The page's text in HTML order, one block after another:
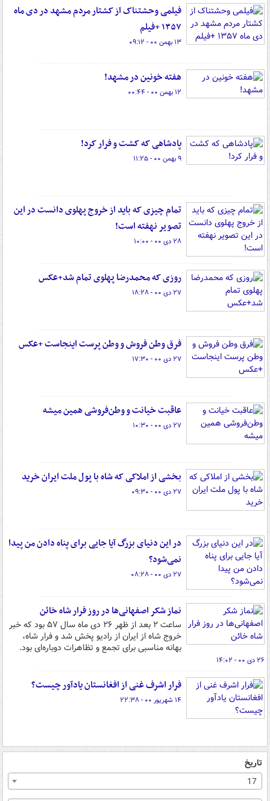
فیلمی وحشتناک از کشتار مردم مشهد در دی ماه
۱۳۵۷ +فیلم
۱۳ بهمن ۰۰ - ۰۹:۱۲
هفته خونین در مشهد!
۱۲ بهمن ۰۰ - ۰۰:۴۴
پادشاهی که کشت و فرار کرد!
۹ بهمن ۰۰ - ۱۱:۲۵
تمام چیزی که باید از خروج پهلوی دانست در این
تصویر نهفته است!
۲۸ دی ۰۰ - ۱۰:۰۰
روزی که محمدرضا پهلوی تمام شد+عکس
۲۷ دی ۰۰ - ۱۸:۲۸
فرق وطن فروش و وطن پرست اینجاست +عکس
۲۷ دی ۰۰ - ۱۷:۳۰
عاقبت خیانت و وطن‌فروشی همین میشه
۲۷ دی ۰۰ - ۱۰:۳۰
بخشی از املاکی که شاه با پول ملت ایران خرید
۲۷ دی ۰۰ - ۰۹:۳۰
در این دنیای بزرگ آیا جایی برای پناه دادن من پیدا
نمی‌شود؟
۲۷ دی ۰۰ - ۰۸:۲۸
نماز شکر اصفهانی‌ها در روز فرار شاه خائن
ساعت ۲ بعد از ظهر ۲۶ دی ماه سال ۵۷ بود که خبر
خروج شاه از ایران از رادیو پخش شد و فرار شاه،
بهانه مناسبی برای تجمع و تظاهرات دوباره‌ای بود.
۲۶ دی ۰۰ - ۱۴:۰۲
فرار اشرف غنی از افغانستان یادآور چیست؟
۱۴ شهریور ۰۰ - ۲۲:۳۸
تاریخ
17